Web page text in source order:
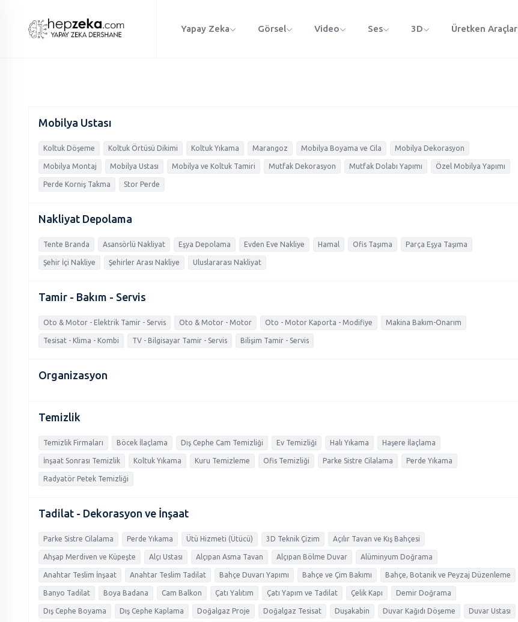
Yapay Zeka Görsel Video Ses 3D Üretken Araçlar
Mobilya Ustası
Koltuk Döşeme Koltuk Örtüsü Dikimi Koltuk Yıkama Marangoz Mobilya Boyama ve Cila Mobilya Dekorasyon
Mobilya Montaj Mobilya Ustası Mobilya ve Koltuk Tamiri Mutfak Dekorasyon Mutfak Dolabı Yapımı Özel Mobilya Yapımı
Perde Korniş Takma Stor Perde
Nakliyat Depolama
Tente Branda Asansörlü Nakliyat Eşya Depolama Evden Eve Nakliye Hamal Ofis Taşıma Parça Eşya Taşıma
Şehir İçi Nakliye Şehirler Arası Nakliye Uluslararası Nakliyat
Tamir - Bakım - Servis
Oto & Motor - Elektrik Tamir - Servis Oto & Motor - Motor Oto - Motor Kaporta - Modifiye Makina Bakım-Onarım
Tesisat - Klima - Kombi TV - Bilgisayar Tamir - Servis Bilişim Tamir - Servis
Organizasyon
Temizlik
Temizlik Firmaları Böcek İlaçlama Dış Cephe Cam Temizliği Ev Temizliği Halı Yıkama Haşere İlaçlama
İnşaat Sonrası Temizlik Koltuk Yıkama Kuru Temizleme Ofis Temizliği Parke Sistre Cilalama Perde Yıkama
Radyatör Petek Temizliği
Tadilat - Dekorasyon ve İnşaat
Parke Sistre Cilalama Perde Yıkama Ütü Hizmeti (Ütücü) 3D Teknik Çizim Açılır Tavan ve Kış Bahçesi
Ahşap Merdiven ve Küpeşte Alçı Ustası Alçıpan Asma Tavan Alçıpan Bölme Duvar Alüminyum Doğrama
Anahtar Teslim İnşaat Anahtar Teslim Tadilat Bahçe Duvarı Yapımı Bahçe ve Çim Bakımı Bahçe, Botanik ve Peyzaj Düzenleme
Banyo Tadilat Boya Badana Cam Balkon Çatı Yalıtım Çatı Yapım ve Tadilat Çelik Kapı Demir Doğrama
Dış Cephe Boyama Dış Cephe Kaplama Doğalgaz Proje Doğalgaz Tesisat Duşakabin Duvar Kağıdı Döşeme Duvar Ustası